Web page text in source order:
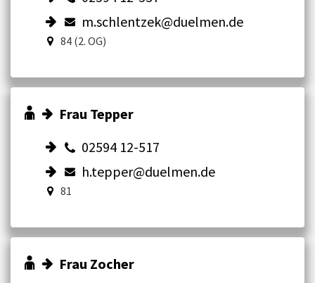
m.schlentzek@duelmen.de
84 (2. OG)
Frau Tepper
02594 12-517
h.tepper@duelmen.de
81
Frau Zocher